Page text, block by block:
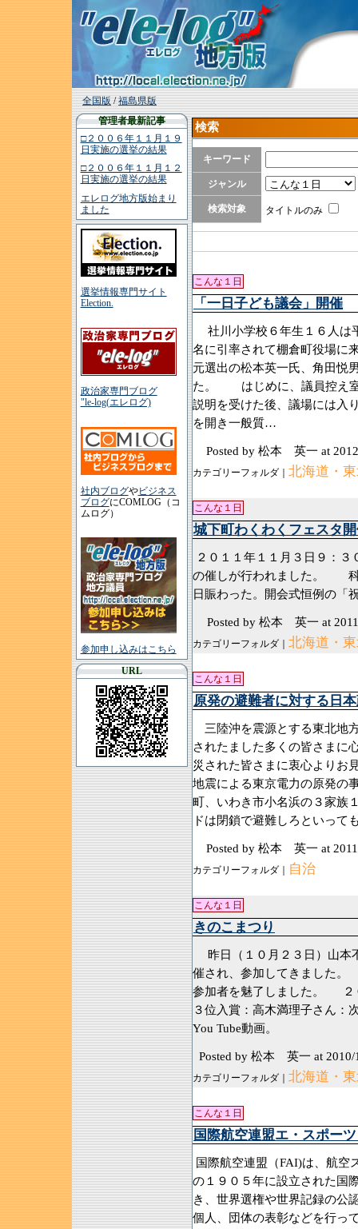
全国版/福島県版
管理者最新記事
□２００６年１１月１９
日実施の選挙の結果
□２００６年１１月１２
日実施の選挙の結果
エレログ地方版始まり
ました
選挙情報専門サイト
Election.
政治家専門ブログ
"le-log(エレログ)
社内ブログやビジネス
ブログにCOMLOG（コ
ムログ）
参加申し込みはこちら
URL
検索
キーワード
ジャンル
検索対象 タイトルのみ
こんな１日
「一日子ども議会」開催
社川小学校６年生１６人は
名に引率されて棚倉町役場
元選出の松本英一氏、角田悦
た。 はじめに、議員控え室
説明を受けた後、議場には入
を開き一般質…
Posted by 松本 英一 at
カテゴリーフォルダ｜ 北海道・
こんな１日
城下町わくわくフェスタ
２０１１年１１月３日９：
の催しが行われました。 科
日賑わった。開会式恒例の「
Posted by 松本 英一 at
カテゴリーフォルダ｜ 北海道・
こんな１日
原発の避難者に対する日
三陸沖を震源とする東北地
されたました多くの皆さま
災された皆さまに衷心より
地震による東京電力の原発の
町、いわき市小名浜の３家族
ドは閉鎖で避難しろといっ
Posted by 松本 英一 at
カテゴリーフォルダ｜ 自治
こんな１日
きのこまつり
昨日（１０月２３日）山本
催され、参加してきました
参加者を魅了しました。 ２
３位入賞：高木満理子さん
You Tube動画。
Posted by 松本 英一 at
カテゴリーフォルダ｜ 北海道・
こんな１日
国際航空連盟エ・スポー
国際航空連盟（FAI)は、航空
の１９０５年に設立された国
き、世界選権や世界記録の公
個人、団体の表彰などを行